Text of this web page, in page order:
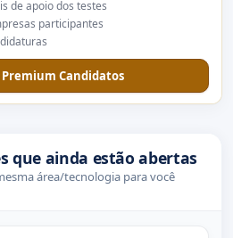
de apoio dos testes
participantes
Candidatos
que ainda estão abertas
área/tecnologia para você